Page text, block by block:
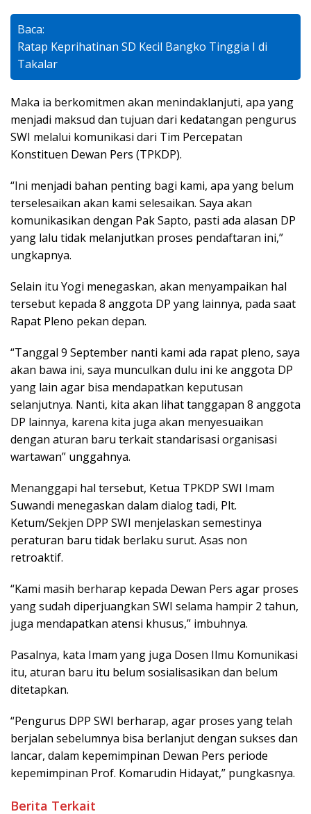
Baca:
Ratap Keprihatinan SD Kecil Bangko Tinggia I di
Takalar
Maka ia berkomitmen akan menindaklanjuti, apa yang
menjadi maksud dan tujuan dari kedatangan pengurus
SWI melalui komunikasi dari Tim Percepatan
Konstituen Dewan Pers (TPKDP).
“Ini menjadi bahan penting bagi kami, apa yang belum
terselesaikan akan kami selesaikan. Saya akan
komunikasikan dengan Pak Sapto, pasti ada alasan DP
yang lalu tidak melanjutkan proses pendaftaran ini,”
ungkapnya.
Selain itu Yogi menegaskan, akan menyampaikan hal
tersebut kepada 8 anggota DP yang lainnya, pada saat
Rapat Pleno pekan depan.
“Tanggal 9 September nanti kami ada rapat pleno, saya
akan bawa ini, saya munculkan dulu ini ke anggota DP
yang lain agar bisa mendapatkan keputusan
selanjutnya. Nanti, kita akan lihat tanggapan 8 anggota
DP lainnya, karena kita juga akan menyesuaikan
dengan aturan baru terkait standarisasi organisasi
wartawan” unggahnya.
Menanggapi hal tersebut, Ketua TPKDP SWI Imam
Suwandi menegaskan dalam dialog tadi, Plt.
Ketum/Sekjen DPP SWI menjelaskan semestinya
peraturan baru tidak berlaku surut. Asas non
retroaktif.
“Kami masih berharap kepada Dewan Pers agar proses
yang sudah diperjuangkan SWI selama hampir 2 tahun,
juga mendapatkan atensi khusus,” imbuhnya.
Pasalnya, kata Imam yang juga Dosen Ilmu Komunikasi
itu, aturan baru itu belum sosialisasikan dan belum
ditetapkan.
“Pengurus DPP SWI berharap, agar proses yang telah
berjalan sebelumnya bisa berlanjut dengan sukses dan
lancar, dalam kepemimpinan Dewan Pers periode
kepemimpinan Prof. Komarudin Hidayat,” pungkasnya.
Berita Terkait